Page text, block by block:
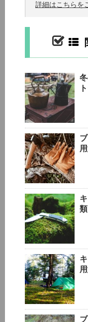
詳細はこちらを